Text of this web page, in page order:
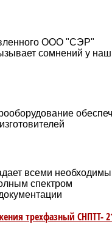
ООО "СЭР"
сомнений у
всеми
спектром
трехфазный СНПТТ-